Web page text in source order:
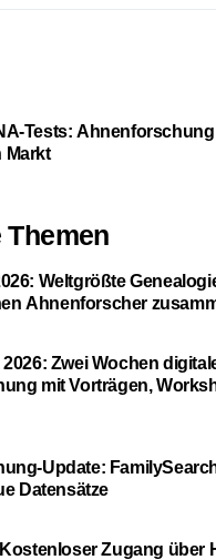
Tests:
Markt
Weltgrößte
Ahnenforscher
Zwei Wochen
mit Vorträgen,
Update:
Datensätze
Zugang über